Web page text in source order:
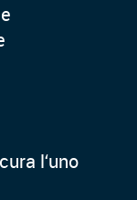
l‘uno